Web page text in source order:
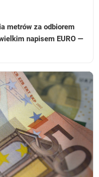
metrów za odbiorem
napisem EURO —